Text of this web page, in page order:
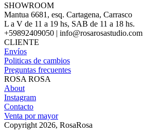
SHOWROOM
Mantua 6681, esq. Cartagena, Carrasco
L a V de 11 a 19 hs, SAB de 11 a 18 hs.
+59892409050 | info@rosarosastudio.com
CLIENTE
Envíos
Politicas de cambios
Preguntas frecuentes
ROSA ROSA
About
Instagram
Contacto
Venta por mayor
Copyright 2026, RosaRosa